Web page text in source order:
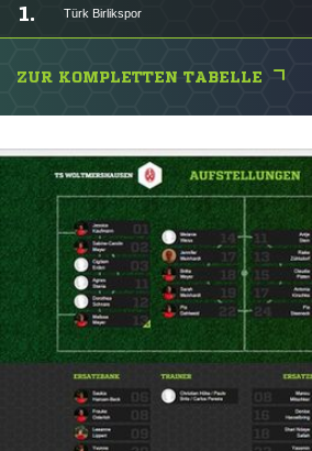
1. Türk Birlikspor
ZUR KOMPLETTEN TABELLE